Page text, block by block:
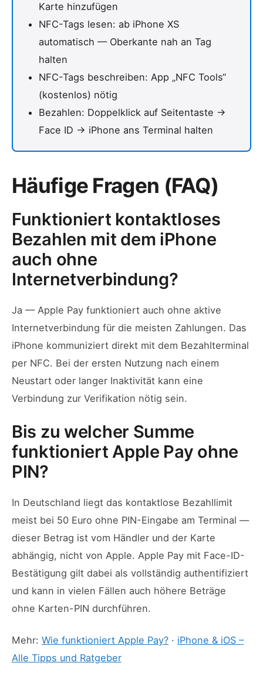
Karte hinzufügen
NFC-Tags lesen: ab iPhone XS
automatisch — Oberkante nah an Tag
halten
NFC-Tags beschreiben: App „NFC Tools“
(kostenlos) nötig
Bezahlen: Doppelklick auf Seitentaste →
Face ID → iPhone ans Terminal halten
Häufige Fragen (FAQ)
Funktioniert kontaktloses
Bezahlen mit dem iPhone
auch ohne
Internetverbindung?
Ja — Apple Pay funktioniert auch ohne aktive
Internetverbindung für die meisten Zahlungen. Das
iPhone kommuniziert direkt mit dem Bezahlterminal
per NFC. Bei der ersten Nutzung nach einem
Neustart oder langer Inaktivität kann eine
Verbindung zur Verifikation nötig sein.
Bis zu welcher Summe
funktioniert Apple Pay ohne
PIN?
In Deutschland liegt das kontaktlose Bezahllimit
meist bei 50 Euro ohne PIN-Eingabe am Terminal —
dieser Betrag ist vom Händler und der Karte
abhängig, nicht von Apple. Apple Pay mit Face-ID-
Bestätigung gilt dabei als vollständig authentifiziert
und kann in vielen Fällen auch höhere Beträge
ohne Karten-PIN durchführen.
Mehr: Wie funktioniert Apple Pay? · iPhone & iOS –
Alle Tipps und Ratgeber